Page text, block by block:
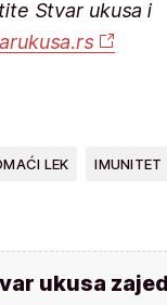
Stvar ukusa i
LEK IMUNITET
ukusa